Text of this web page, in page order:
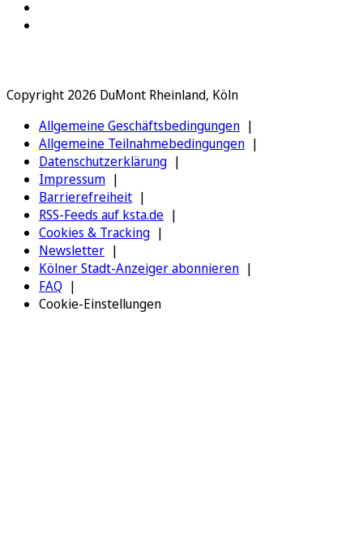
Copyright 2026 DuMont Rheinland, Köln
Allgemeine Geschäftsbedingungen
Allgemeine Teilnahmebedingungen
Datenschutzerklärung
Impressum
Barrierefreiheit
RSS-Feeds auf ksta.de
Cookies & Tracking
Newsletter
Kölner Stadt-Anzeiger abonnieren
FAQ
Cookie-Einstellungen